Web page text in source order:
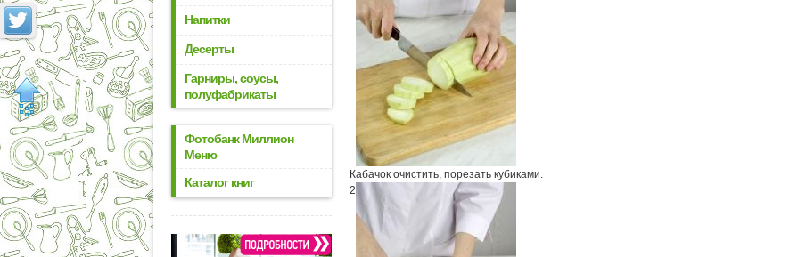
Напитки
Десерты
Гарниры, соусы,
полуфабрикаты
Фотобанк Миллион
Меню
Каталог книг
Кабачок очистить, порезать кубиками.
2